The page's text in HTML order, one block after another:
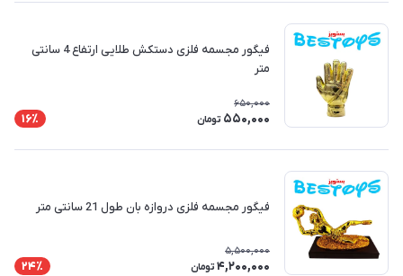
فیگور مجسمه فلزی دستکش طلایی ارتفاع 4 سانتی
متر
650,000
550,000 تومان 16٪
فیگور مجسمه فلزی دروازه بان طول 21 سانتی متر
5,500,000
4,200,000 تومان 24٪